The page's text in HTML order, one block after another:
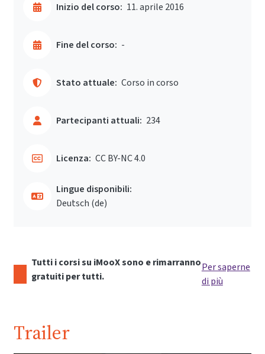
Inizio del corso: 11. aprile 2016
Fine del corso: -
Stato attuale: Corso in corso
Partecipanti attuali: 234
Licenza: CC BY-NC 4.0
Lingue disponibili:
Deutsch ‎(de)‎
Tutti i corsi su iMooX sono e rimarranno
gratuiti per tutti.
Per saperne
di più
Trailer